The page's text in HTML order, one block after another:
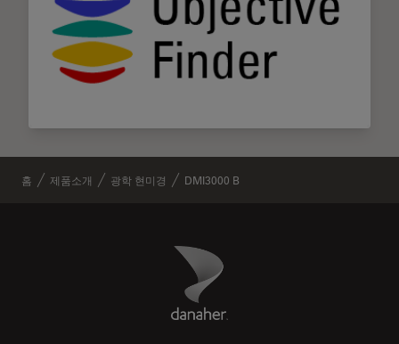
홈 제품소개 광학 현미경 DMI3000 B
Danaher Logo